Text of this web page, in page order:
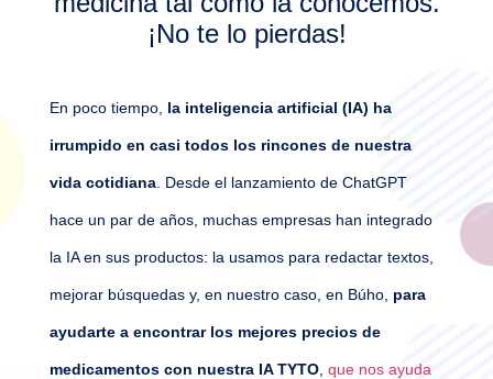
¡No te lo pierdas!
En poco tiempo, la inteligencia artificial (IA) ha
irrumpido en casi todos los rincones de nuestra
vida cotidiana. Desde el lanzamiento de ChatGPT
hace un par de años, muchas empresas han integrado
la IA en sus productos: la usamos para redactar textos,
mejorar búsquedas y, en nuestro caso, en Búho, para
ayudarte a encontrar los mejores precios de
medicamentos con nuestra IA TYTO, que nos ayuda